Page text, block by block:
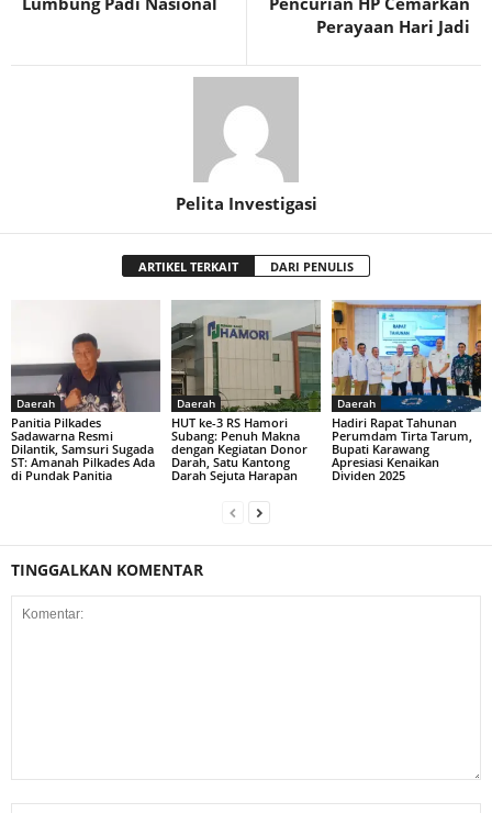
Perayaan Hari Jadi
Pelita Investigasi
ARTIKEL TERKAIT DARI PENULIS
Daerah
Panitia Pilkades
Sadawarna Resmi
Dilantik, Samsuri Sugada
ST: Amanah Pilkades Ada
di Pundak Panitia
Daerah
HUT ke-3 RS Hamori
Subang: Penuh Makna
dengan Kegiatan Donor
Darah, Satu Kantong
Darah Sejuta Harapan
Daerah
Hadiri Rapat Tahunan
Perumdam Tirta Tarum,
Bupati Karawang
Apresiasi Kenaikan
Dividen 2025
TINGGALKAN KOMENTAR